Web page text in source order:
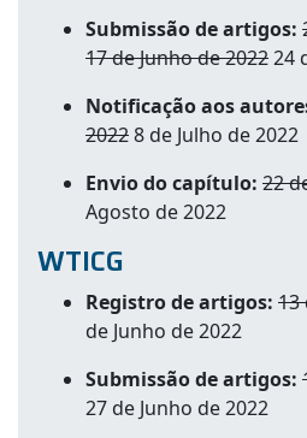
Submissão de artigos:
17 de Junho de 202224
Notificação aos
20228 de Julho de 2022
Envio do capítulo: 22
Agosto de 2022
WTICG
Registro de artigos: 13
de Junho de 2022
Submissão de artigos:
27 de Junho de 2022